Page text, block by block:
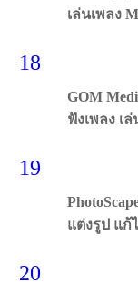
เล่นเพลง
18
GOM
ฟังเพลง เ
19
แต่งรูป แก้
20